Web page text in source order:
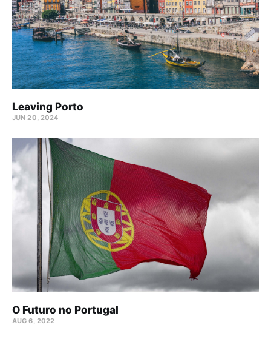
Leaving Porto
JUN 20, 2024
O Futuro no Portugal
AUG 6, 2022